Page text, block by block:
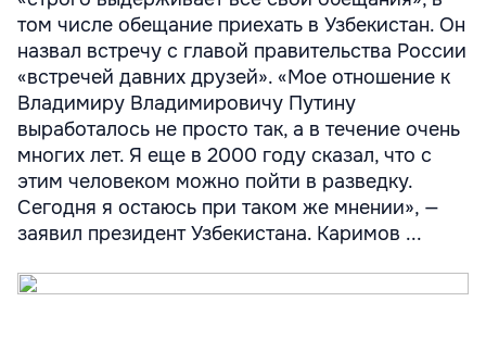
том числе обещание приехать в Узбекистан. Он
назвал встречу с главой правительства России
«встречей давних друзей». «Мое отношение к
Владимиру Владимировичу Путину
выработалось не просто так, а в течение очень
многих лет. Я еще в 2000 году сказал, что с
этим человеком можно пойти в разведку.
Сегодня я остаюсь при таком же мнении», —
заявил президент Узбекистана. Каримов ...